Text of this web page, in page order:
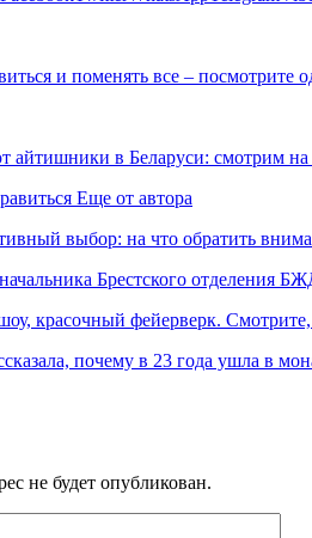
и поменять все ‒ посмотрите
айтишники в Беларуси: смотрим
Еще от автора
выбор: на что обратить
Брестского отделения
шоу, красочный фейерверк.
почему в 23 года ушла в
не будет опубликован.